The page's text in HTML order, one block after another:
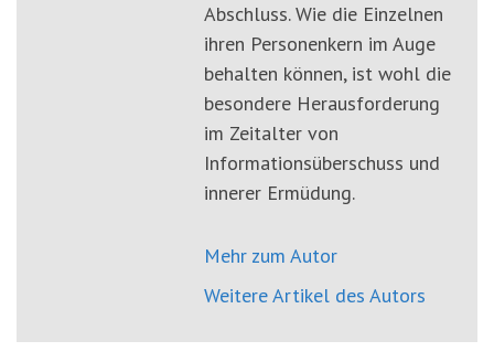
Abschluss. Wie die Einzelnen
ihren Personenkern im Auge
behalten können, ist wohl die
besondere Herausforderung
im Zeitalter von
Informationsüberschuss und
innerer Ermüdung.
Mehr zum Autor
Weitere Artikel des Autors